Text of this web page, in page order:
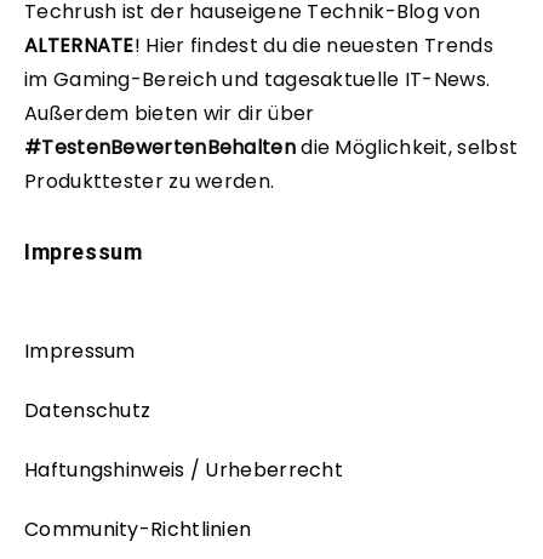
Techrush ist der hauseigene Technik-Blog von
ALTERNATE! Hier findest du die neuesten Trends
im Gaming-Bereich und tagesaktuelle IT-News.
Außerdem bieten wir dir über
#TestenBewertenBehaltendie Möglichkeit, selbst
Produkttester zu werden.
Impressum
Impressum
Datenschutz
Haftungshinweis / Urheberrecht
Community-Richtlinien